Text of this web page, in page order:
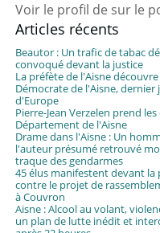
Voir le profil de sur le
Articles récents
Beautor : Un trafic de tabac
convoqué devant la justice
La préfète de l'Aisne
Démocrate de l'Aisne,
d'Europe
Pierre-Jean Verzelen prend
Département de l'Aisne
Drame dans l'Aisne : Un
l'auteur présumé retrouvé
traque des gendarmes
45 élus manifestent devant la
contre le projet de
à Couvron
Aisne : Alcool au volant,
un plan de lutte inédit et